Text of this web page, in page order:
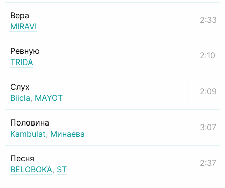
Вера
MIRAVI
2:33
Ревную
TRIDA
2:10
Слух
Biicla, MAYOT
2:09
Половина
Kambulat, Минаева
3:07
Песня
BELOBOKA, ST
2:37